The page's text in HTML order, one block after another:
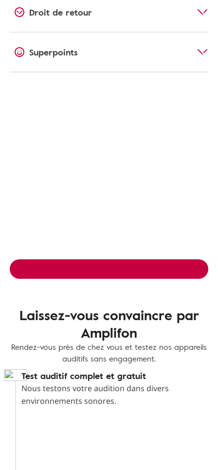
Droit de retour
Superpoints
Laissez-vous convaincre par
Amplifon
Rendez-vous près de chez vous et testez nos appareils
auditifs sans engagement.
Test auditif complet et gratuit
Nous testons votre audition dans divers
environnements sonores.